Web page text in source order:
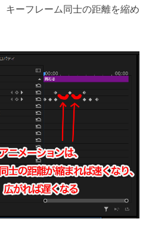
キーフレーム同士の距離を縮め